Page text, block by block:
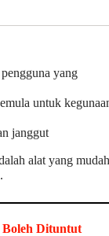
yang
untuk
janggut
alat yang mudah
Boleh Dituntut